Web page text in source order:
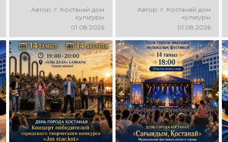
Автор: г. Костанай дом
культуры
01.08.2026
концертная
программа Азамата
Ибраева! Вас ждут
любимые песни,
яркое выступление,
мощная энергия и
праздничное
настроение!
Автор: г. Костанай дом
культуры
01.08.2026